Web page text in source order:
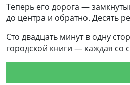
Теперь его дорога —
до центра и обратно. Десять
Сто двадцать минут в одну
городской книги — каждая со